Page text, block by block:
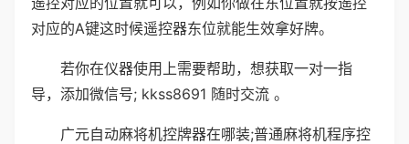
对应的A键这时候遥控器东位就能生效拿好牌。
若你在仪器使用上需要帮助，想获取一对一指
导，添加微信号; kkss8691 随时交流 。
广元自动麻将机控牌器在哪装;普通麻将机程序控